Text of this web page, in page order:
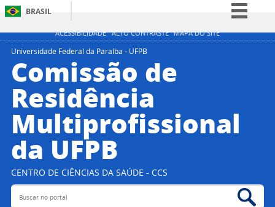
ACESSIBILIDADE ALTO CONTRASTE MAPA DO SITE
BRASIL
Simplifique!
Canais
Universidade Federal da Paraíba - UFPB
Comissão de
Residência
Multiprofissional
da UFPB
CENTRO DE CIÊNCIAS DA SAÚDE - CCS
Buscar no portal